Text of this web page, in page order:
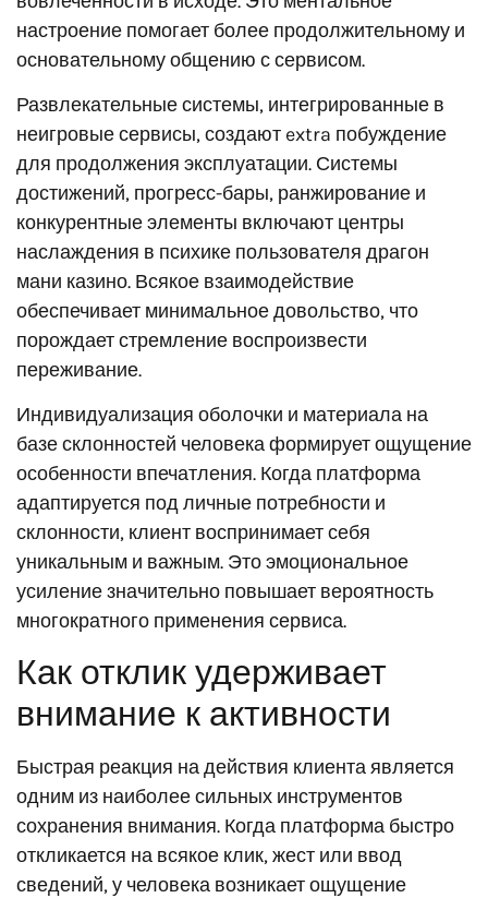
настроение помогает более продолжительному и
основательному общению с сервисом.
Развлекательные системы, интегрированные в
неигровые сервисы, создают extra побуждение
для продолжения эксплуатации. Системы
достижений, прогресс-бары, ранжирование и
конкурентные элементы включают центры
наслаждения в психике пользователя драгон
мани казино. Всякое взаимодействие
обеспечивает минимальное довольство, что
порождает стремление воспроизвести
переживание.
Индивидуализация оболочки и материала на
базе склонностей человека формирует ощущение
особенности впечатления. Когда платформа
адаптируется под личные потребности и
склонности, клиент воспринимает себя
уникальным и важным. Это эмоциональное
усиление значительно повышает вероятность
многократного применения сервиса.
Как отклик удерживает
внимание к активности
Быстрая реакция на действия клиента является
одним из наиболее сильных инструментов
сохранения внимания. Когда платформа быстро
откликается на всякое клик, жест или ввод
сведений, у человека возникает ощущение